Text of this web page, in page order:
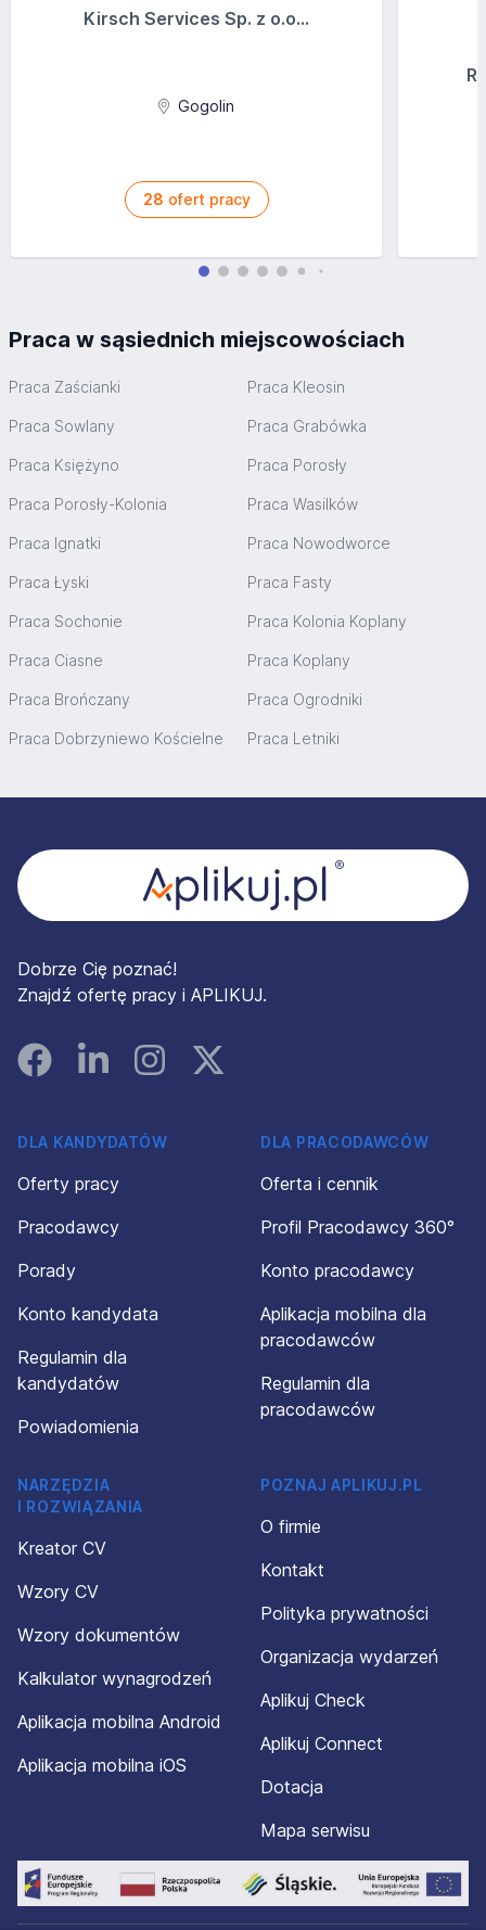
Kirsch Services Sp. z o.o...
Gogolin
28 ofert pracy
Praca w sąsiednich miejscowościach
Praca Zaścianki Praca Kleosin
Praca Sowlany Praca Grabówka
Praca Księżyno Praca Porosły
Praca Porosły-Kolonia Praca Wasilków
Praca Ignatki Praca Nowodworce
Praca Łyski Praca Fasty
Praca Sochonie Praca Kolonia Koplany
Praca Ciasne Praca Koplany
Praca Brończany Praca Ogrodniki
Praca Dobrzyniewo Kościelne Praca Letniki
Dobrze Cię poznać!
Znajdź ofertę pracy i APLIKUJ.
FacebookLinked InInstagramInstagram
DLA KANDYDATÓW
Oferty pracy
Pracodawcy
Porady
Konto kandydata
Regulamin dla
kandydatów
Powiadomienia
DLA PRACODAWCÓW
Oferta i cennik
Profil Pracodawcy 360°
Konto pracodawcy
Aplikacja mobilna dla
pracodawców
Regulamin dla
pracodawców
NARZĘDZIA
I ROZWIĄZANIA
Kreator CV
Wzory CV
Wzory dokumentów
Kalkulator wynagrodzeń
Aplikacja mobilna Android
Aplikacja mobilna iOS
POZNAJ APLIKUJ.PL
O firmie
Kontakt
Polityka prywatności
Organizacja wydarzeń
Aplikuj Check
Aplikuj Connect
Dotacja
Mapa serwisu